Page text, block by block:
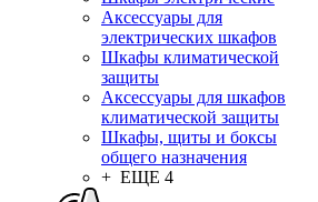
Аксессуары для
электрических шкафов
Шкафы климатической
защиты
Аксессуары для шкафов
климатической защиты
Шкафы, щиты и боксы
общего назначения
+ ЕЩЕ 4